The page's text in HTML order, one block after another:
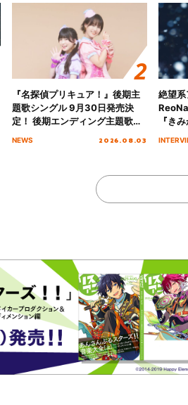
『名探偵プリキュア！』後期主
題歌シングル 9月30日発売決
定！ 後期エンディング主題歌
NEWS 2026.08.03
絶望系
『き